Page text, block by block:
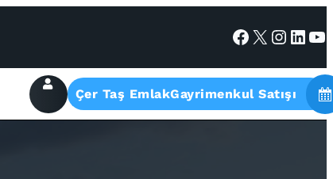
Facebook X Instagram LinkedIn YouTube
Çer Taş EmlakGayrimenkul Satışı